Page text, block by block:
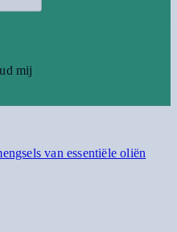
mij
van essentiële oliën